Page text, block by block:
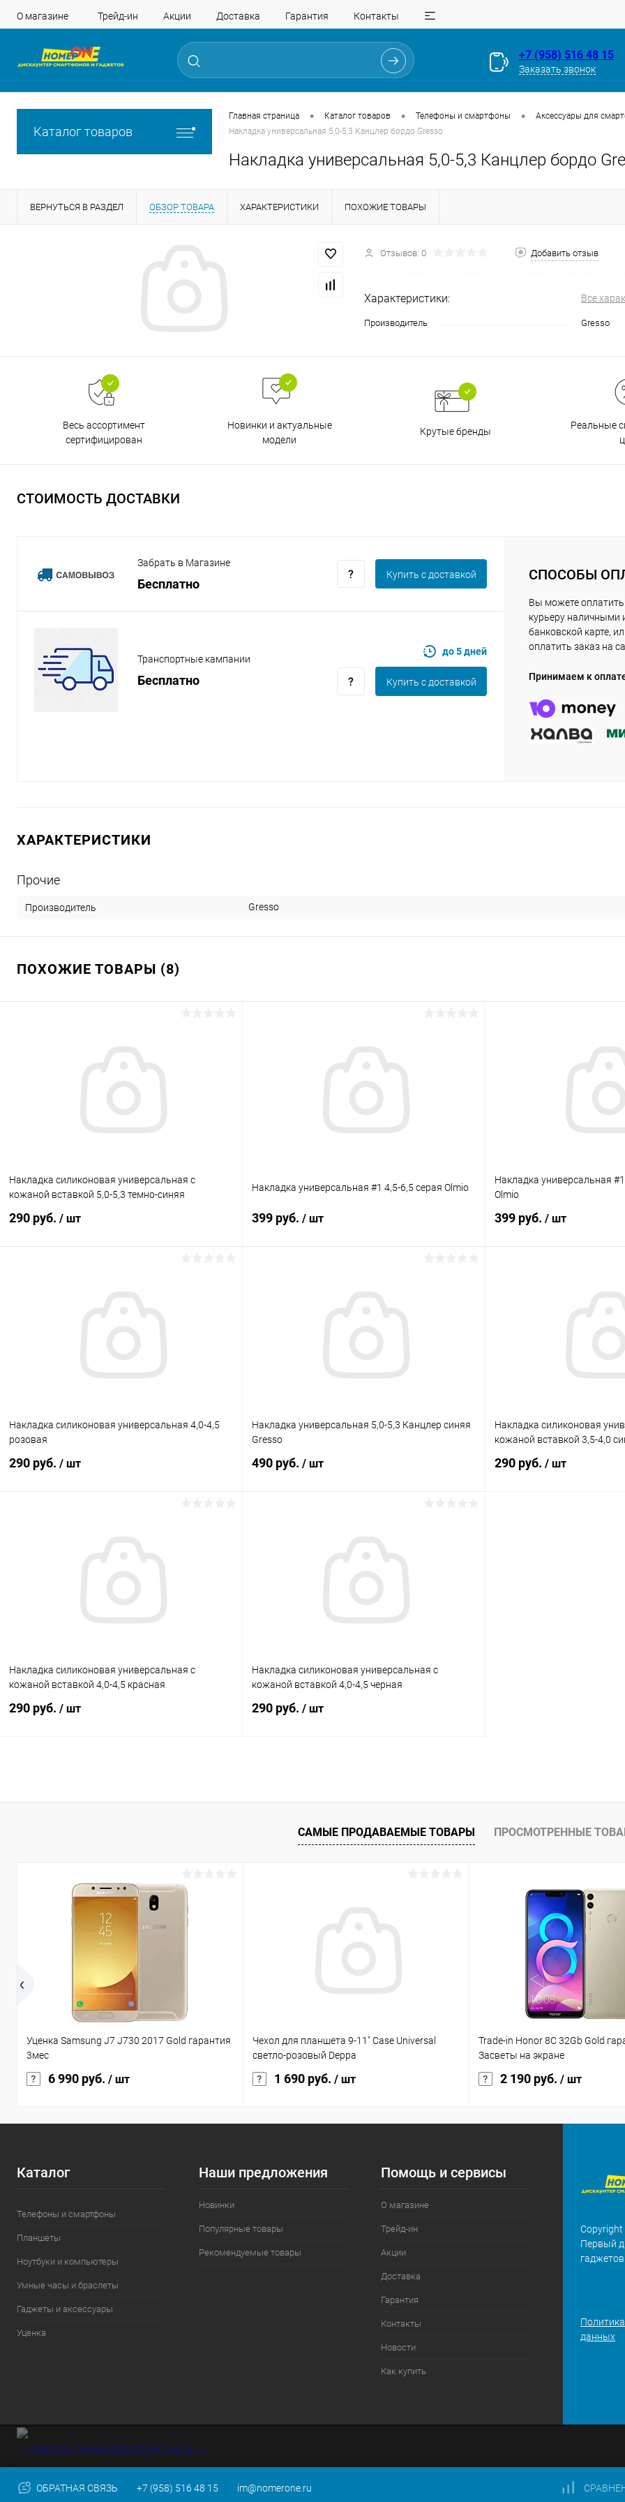
О магазине Трейд-ин Акции Доставка Гарантия Контакты
+7 (958) 516 48 15
Заказать звонок
Каталог товаров
Главная страница • Каталог товаров • Телефоны и смартфоны • Аксессуары для
Накладка универсальная 5,0-5,3 Канцлер бордо Gresso
Накладка универсальная 5,0-5,3 Канцлер бордо
ВЕРНУТЬСЯ В РАЗДЕЛ ОБЗОР ТОВАРА ХАРАКТЕРИСТИКИ ПОХОЖИЕ ТОВАРЫ
Отзывов: 0 Добавить отзыв
Характеристики: Все
Производитель Gresso
Весь ассортимент
сертифицирован
Новинки и актуальные
модели
Крутые бренды
Реальные
СТОИМОСТЬ ДОСТАВКИ
Забрать в Магазине
Бесплатно
Купить c доставкой
Транспортные кампании
Бесплатно
до 5 дней
Купить c доставкой
СПОСОБЫ
Вы можете оплатить
курьеру наличными
банковской карте,
оплатить заказ на
Принимаем к
ХАРАКТЕРИСТИКИ
Прочие
Производитель Gresso
ПОХОЖИЕ ТОВАРЫ (8)
Накладка силиконовая универсальная с
кожаной вставкой 5,0-5,3 темно-синяя
290 руб. / шт
Накладка универсальная #1 4,5-6,5 серая Olmio
399 руб. / шт
Накладка универсальная
Olmio
399 руб. / шт
Накладка силиконовая универсальная 4,0-4,5
розовая
290 руб. / шт
Накладка универсальная 5,0-5,3 Канцлер синяя
Gresso
490 руб. / шт
Накладка силиконовая
кожаной вставкой 3,5-4,0
290 руб. / шт
Накладка силиконовая универсальная с
кожаной вставкой 4,0-4,5 красная
290 руб. / шт
К сравнению
Накладка силиконовая универсальная с
кожаной вставкой 4,0-4,5 черная
290 руб. / шт
К сравнению
В избранное Под заказ
Разбейте
на частибез переплат
График платежей
25
25 % картой любого банка
выбранный способом
Оставшиеся
списываться
с вашей картыпо25%каждые 2 недели
САМЫЕ ПРОДАВАЕМЫЕ ТОВАРЫ ПРОСМОТРЕННЫЕ
Уценка Samsung J7 J730 2017 Gold гарантия
3мес
6 990 руб. / шт
Чехол для планшета 9-11" Case Universal
светло-розовый Deppa
1 690 руб. / шт
Trade-in Honor 8C 32Gb Gold
Засветы на экране
2 190 руб. / шт
Каталог
Телефоны и смартфоны
Планшеты
Ноутбуки и компьютеры
Умные часы и браслеты
Гаджеты и аксессуары
Уценка
Наши предложения
Новинки
Популярные товары
Рекомендуемые товары
Помощь и сервисы
О магазине
Трейд-ин
Акции
Доставка
Гарантия
Контакты
Новости
Как купить
Copyright
Первый
данных
ОБРАТНАЯ СВЯЗЬ +7 (958) 516 48 15 im@nomerone.ru